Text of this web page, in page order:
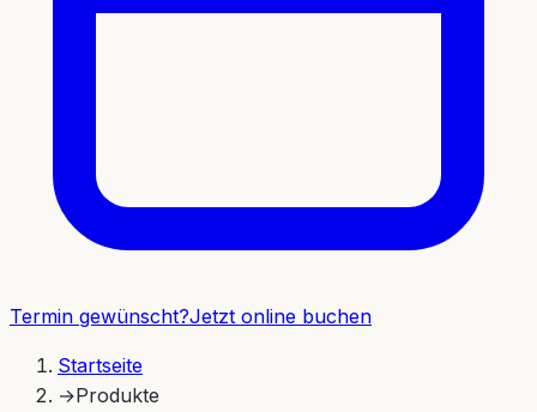
Termin gewünscht?Jetzt online buchen
Startseite
→Produkte